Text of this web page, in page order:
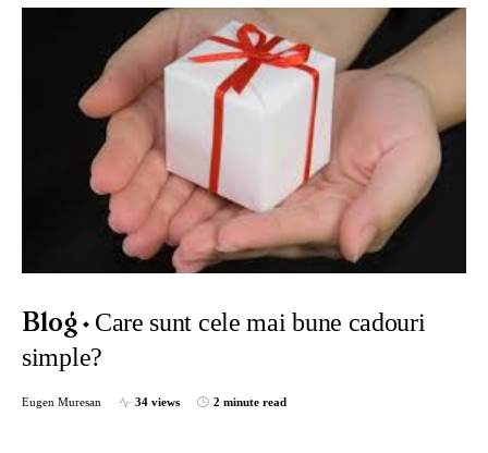
Blog
Care sunt cele mai bune cadouri
simple?
Eugen Muresan 34 views 2 minute read